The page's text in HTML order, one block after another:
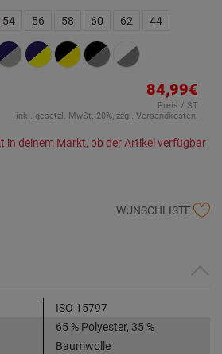
54 56 58 60 62 44
84,99€
Preis / ST
inkl. gesetzl. MwSt. 20%, zzgl. Versandkosten.
in deinem Markt, ob der Artikel verfügbar
WUNSCHLISTE
ISO 15797
65 % Polyester, 35 %
Baumwolle